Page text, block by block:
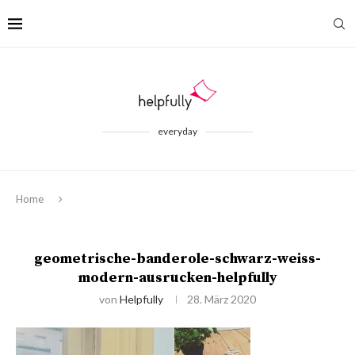
everyday
Home
geometrische-banderole-schwarz-weiss-
modern-ausrucken-helpfully
von Helpfully 28. März 2020